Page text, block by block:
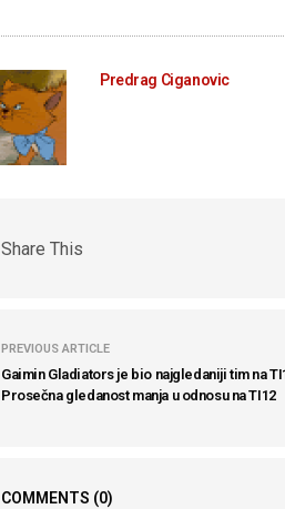
Predrag Ciganovic
Share This
PREVIOUS ARTICLE
Gaimin Gladiators je bio najgledaniji tim na
Prosečna gledanost manja u odnosu na TI12
COMMENTS (0)